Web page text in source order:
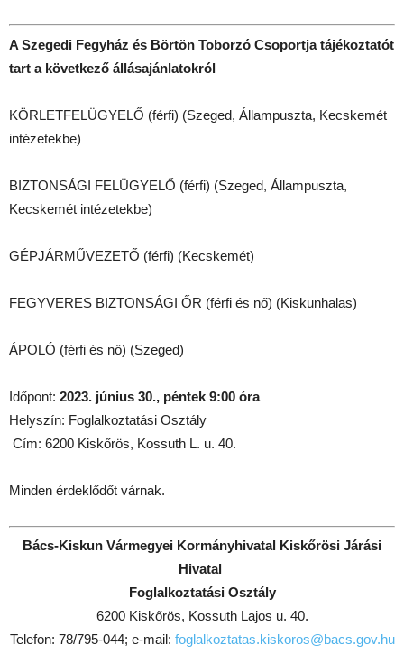
A Szegedi Fegyház és Börtön Toborzó Csoportja tájékoztatót
tart a következő állásajánlatokról
KÖRLETFELÜGYELŐ (férfi) (Szeged, Állampuszta, Kecskemét
intézetekbe)
BIZTONSÁGI FELÜGYELŐ (férfi) (Szeged, Állampuszta,
Kecskemét intézetekbe)
GÉPJÁRMŰVEZETŐ (férfi) (Kecskemét)
FEGYVERES BIZTONSÁGI ŐR (férfi és nő) (Kiskunhalas)
ÁPOLÓ (férfi és nő) (Szeged)
Időpont: 2023. június 30., péntek 9:00 óra
Helyszín: Foglalkoztatási Osztály
Cím: 6200 Kiskőrös, Kossuth L. u. 40.
Minden érdeklődőt várnak.
Bács-Kiskun Vármegyei Kormányhivatal Kiskőrösi Járási
Hivatal
Foglalkoztatási Osztály
6200 Kiskőrös, Kossuth Lajos u. 40.
Telefon: 78/795-044; e-mail: foglalkoztatas.kiskoros@bacs.gov.hu